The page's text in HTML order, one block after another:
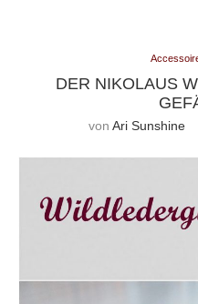
DER NIKOLAUS
von Ari Sunshine